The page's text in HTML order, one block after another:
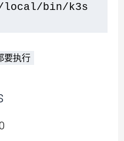
local/bin/k3s
要执行